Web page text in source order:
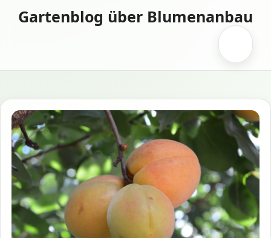
InhaltGartenblog über Blumenanbau